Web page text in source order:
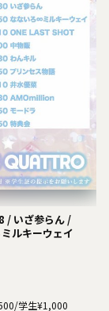
/ いざ参らん /
ルキーウェイ
学生¥1,000